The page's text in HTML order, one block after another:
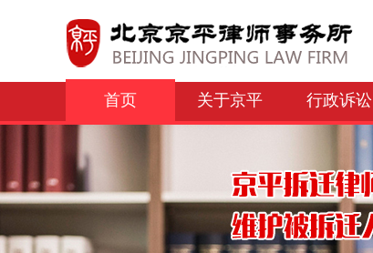
首页 关于京平 行政诉讼